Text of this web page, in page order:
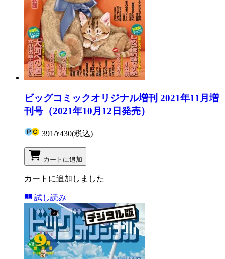
ビッグコミックオリジナル増刊 2021年11月増
刊号（2021年10月12日発売）
391/¥430(税込)
カートに追加
カートに追加しました
試し読み